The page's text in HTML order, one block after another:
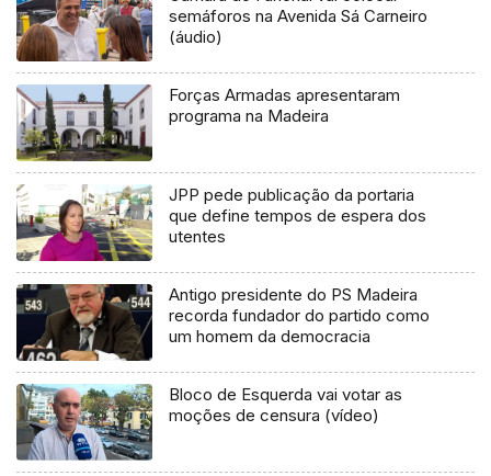
semáforos na Avenida Sá Carneiro
(áudio)
Forças Armadas apresentaram
programa na Madeira
JPP pede publicação da portaria
que define tempos de espera dos
utentes
Antigo presidente do PS Madeira
recorda fundador do partido como
um homem da democracia
Bloco de Esquerda vai votar as
moções de censura (vídeo)